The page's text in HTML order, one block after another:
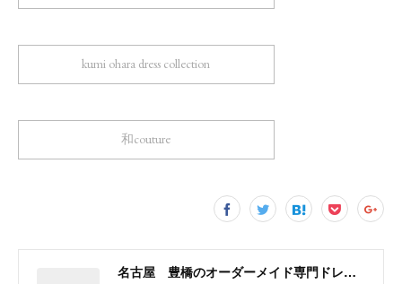
kumi ohara dress collection
和couture
名古屋 豊橋のオーダーメイド専門ドレスデザイナー KUMI OHARA